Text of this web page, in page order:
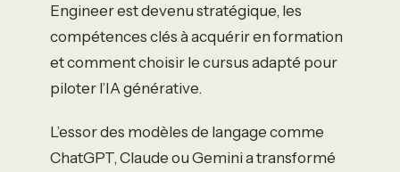
Engineer est devenu stratégique, les
compétences clés à acquérir en formation
et comment choisir le cursus adapté pour
piloter l’IA générative.
L’essor des modèles de langage comme
ChatGPT, Claude ou Gemini a transformé